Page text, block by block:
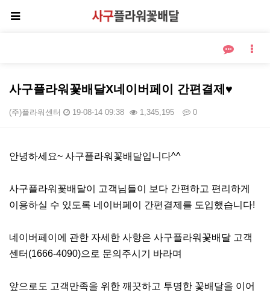
사구플라워꽃배달X네이버페이 간편결제♥
(주)플라워센터 19-08-14 09:38 1,345,195 0
안녕하세요~ 사구플라워꽃배달입니다^^
사구플라워꽃배달이 고객님들이 보다 간편하고 편리하게
이용하실 수 있도록 네이버페이 간편결제를 도입했습니다!
네이버페이에 관한 자세한 사항은 사구플라워꽃배달 고객
센터(1666-4090)으로 문의주시기 바라며
앞으로도 고객만족을 위한 깨끗하고 투명한 꽃배달을 이어